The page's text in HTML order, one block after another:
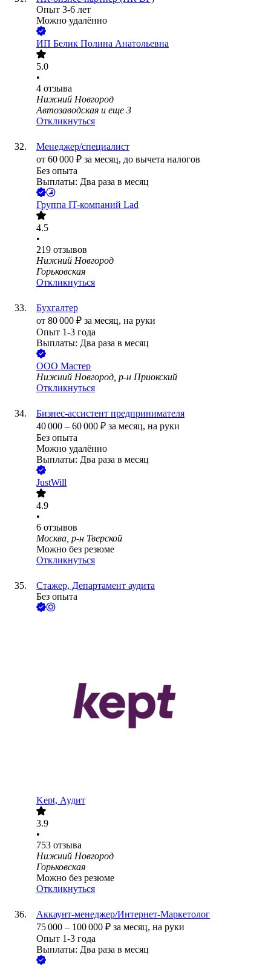
Опыт 3-6 лет
Можно удалённо
ИП Белик Полина Анатольевна
5.0
•
4 отзыва
Нижний Новгород
Автозаводская и еще 3
Откликнуться
Менеджер/специалист
от 60 000 ₽ за месяц, до вычета налогов
Без опыта
Выплаты: Два раза в месяц
Группа IT-компаний Lad
4.5
•
219 отзывов
Нижний Новгород
Горьковская
Откликнуться
Бухгалтер
от 80 000 ₽ за месяц, на руки
Опыт 1-3 года
Выплаты: Два раза в месяц
ООО Мастер
Нижний Новгород, р-н Приокский
Откликнуться
Бизнес-ассистент предпринимателя
40 000 – 60 000 ₽ за месяц, на руки
Без опыта
Можно удалённо
Выплаты: Два раза в месяц
JustWill
4.9
•
6 отзывов
Москва, р-н Тверской
Можно без резюме
Откликнуться
Стажер, Департамент аудита
Без опыта
Kept, Аудит
3.9
•
753 отзыва
Нижний Новгород
Горьковская
Можно без резюме
Откликнуться
Аккаунт-менеджер/Интернет-Маркетолог
75 000 – 100 000 ₽ за месяц, на руки
Опыт 1-3 года
Выплаты: Два раза в месяц